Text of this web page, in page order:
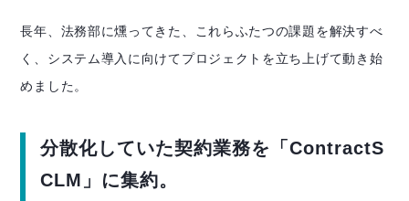
長年、法務部に燻ってきた、これらふたつの課題を解決すべ
く、システム導入に向けてプロジェクトを立ち上げて動き始
めました。
分散化していた契約業務を「ContractS
CLM」に集約。